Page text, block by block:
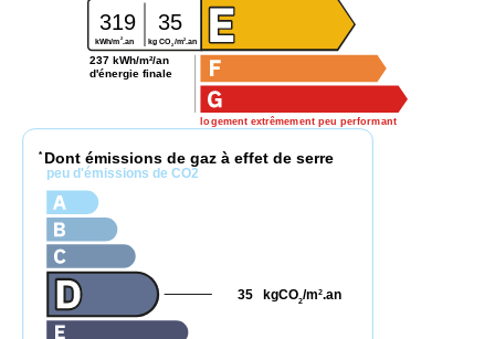
logement extrêmement peu performant
319 35
kWh/m2.an kg CO2/m2 .an
237 kWh/m²/an
d'énergie finale
* Dont émissions de gaz à effet de serre
peu d'émissions de CO2
kgCO2/m2.an
35